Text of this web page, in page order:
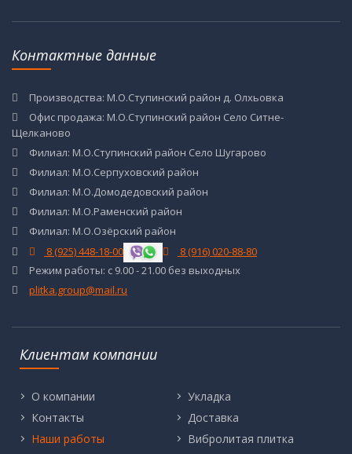
Контактные данные
Производства: М.О.Ступинский район д. Олхьовка
Офис продажа: М.О.Ступинский район Село Ситне-
Щелканово
Филиал: М.О.Ступинский район Село Шугарово
Филиал: М.О.Серпуховский район
Филиал: М.О.Домодедовский район
Филиал: М.О.Раменский район
Филиал: М.О.Озёрский район
8 (925) 448-18-00
8 (916) 020-88-80
Режим работы: с 9.00 - 21.00 без выходных
plitka.group@mail.ru
Клиентам компании
О компании
Укладка
Контакты
Доставка
Наши работы
Вибролитая плитка